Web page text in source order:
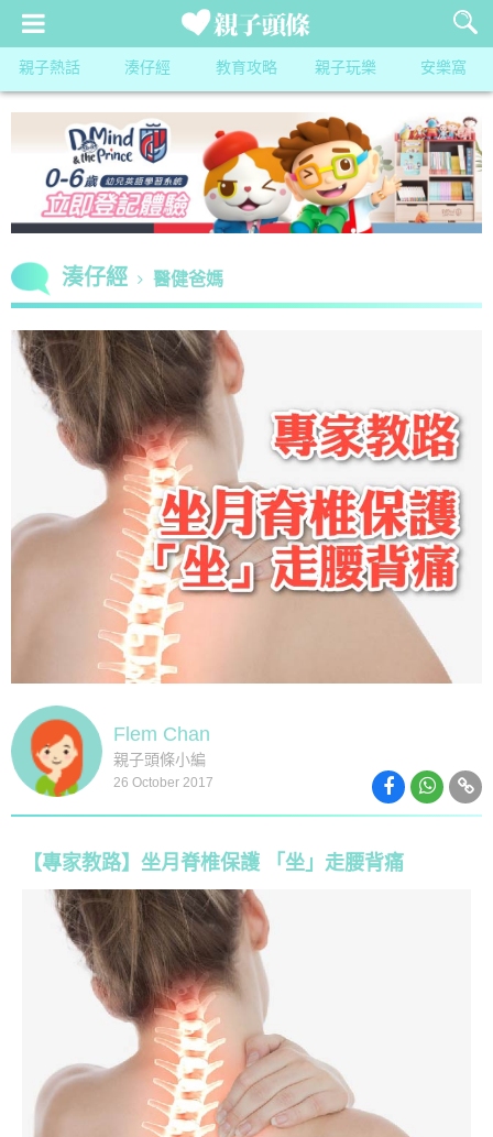
親子熱話 湊仔經 教育攻略 親子玩樂 安樂窩
湊仔經 醫健爸媽
Flem Chan
親子頭條小編
26 October 2017
【專家教路】坐月脊椎保護 「坐」走腰背痛